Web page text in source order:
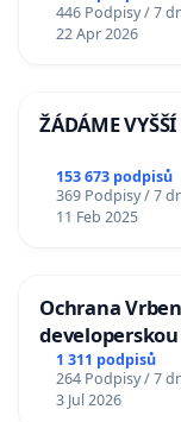
446 Podpisy / 7
22 Apr 2026
ŽÁDÁME
153 673 podpisů
369 Podpisy / 7
11 Feb 2025
Ochrana
1 311 podpisů
264 Podpisy / 7
3 Jul 2026